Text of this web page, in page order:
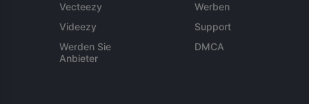
Vecteezy
Videezy
Werden Sie
Anbieter
Werben
Support
DMCA